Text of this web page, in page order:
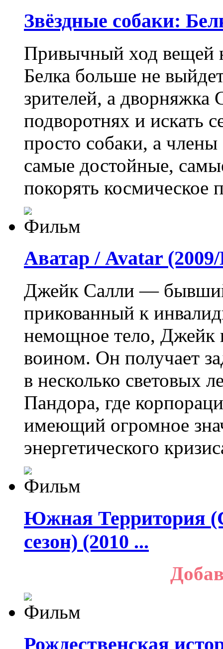
Звёздные собаки:
Привычный ход вещей
Белка больше не
зрителей, а дворняжка
подворотнях и искать
просто собаки, а
самые достойные,
покорять космическое
Аватар / Avatar
Джейк Салли —
прикованный к
немощное тело, Джейк
воином. Он получает
в несколько световых
Пандора, где
имеющий огромное
энергетического
Южная Территория
сезон) (2010 ...
Рождественская